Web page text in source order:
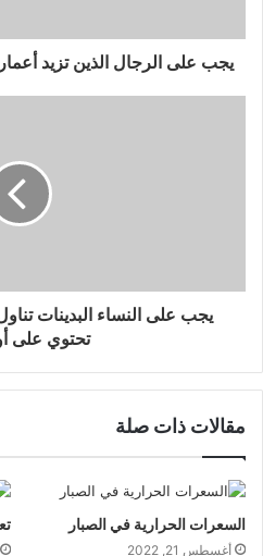
يجب على الرجال الذين تزيد أعمارهم عن 40 عامًا
يجب على النساء البدينات
تحتوي على
مقالات ذات صلة
السعرات الحرارية في الصبار
أغسطس 21, 2022